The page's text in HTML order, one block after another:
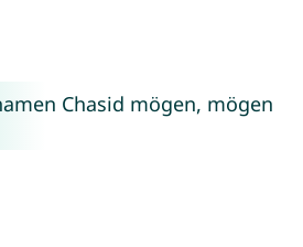
Chasid mögen, mögen